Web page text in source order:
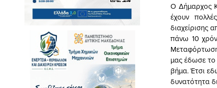
Ο Δήμαρχος
έχουν
διαχείρισης
πάνω 10
μας έδωσε το
βήμα. Έτσι
δυνατότητα